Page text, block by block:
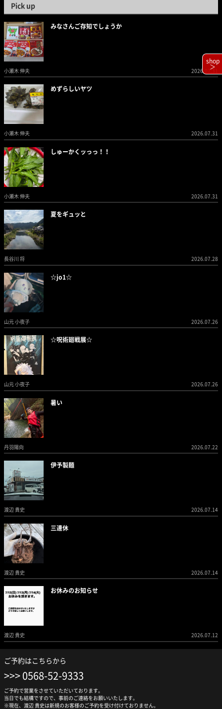
Pick up
みなさんご存知でしょうか
小瀬木 伸夫 2026.07.31
めずらしいヤツ
小瀬木 伸夫 2026.07.31
しゅーかくッっっ！！
小瀬木 伸夫 2026.07.31
夏をギュッと
長谷川 将 2026.07.28
☆jo1☆
山元 小夜子 2026.07.26
☆呪術廻戦展☆
山元 小夜子 2026.07.26
暑い
丹羽陽向 2026.07.22
伊予製麺
渡辺 貴史 2026.07.14
三連休
渡辺 貴史 2026.07.14
お休みのお知らせ
渡辺 貴史 2026.07.12
ご予約はこちらから
0568-52-9333
ご予約で営業をさせていただいております。
当日でも結構ですので、事前のご連絡をお願いいたします。
※現在、渡辺 貴史は新規のお客様のご予約を受け付けておりません。
shop
＞